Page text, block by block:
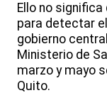
Ello no
para detectar
gobierno
Ministerio de
marzo y mayo
Quito.